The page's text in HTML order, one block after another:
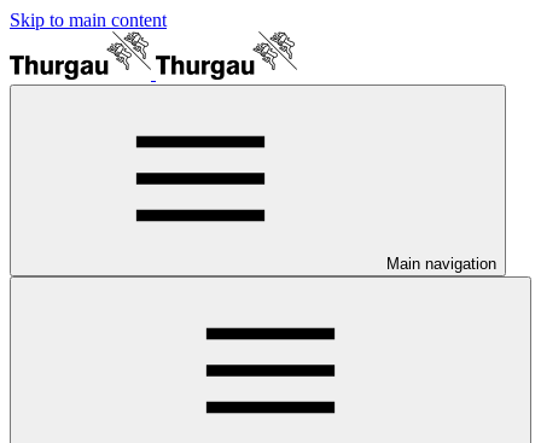
Skip to main content
Main navigation